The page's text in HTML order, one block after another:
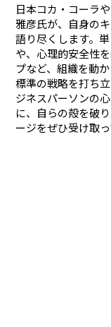
日本コカ・コーラ
雅彦氏が、自身の
語り尽くします。
や、心理的安全性
プなど、組織を動
標準の戦略を打ち
ジネスパーソンの
に、自らの殻を破
ージをぜひ受け取っ